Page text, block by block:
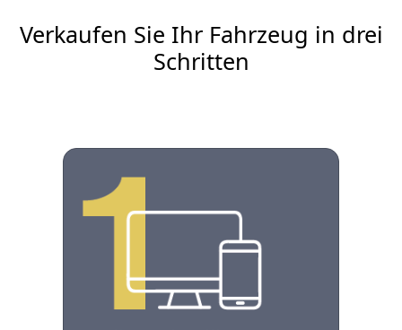
Verkaufen Sie Ihr Fahrzeug in drei
Schritten